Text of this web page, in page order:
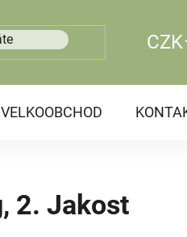
CZK
VELKOOBCHOD
2. Jakost